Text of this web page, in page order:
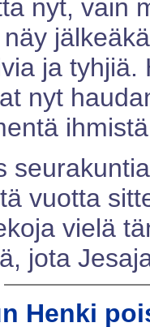
nyt, vain
ja
nyt
vuotta
vielä
jota
Henki